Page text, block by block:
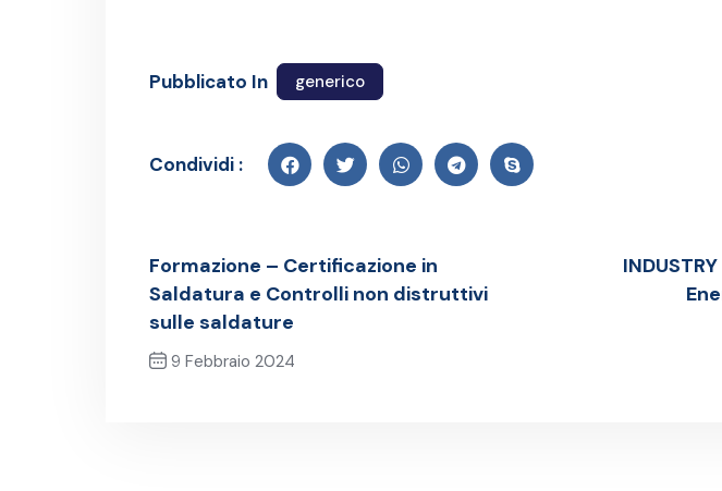
Pubblicato In generico
Condividi :
Formazione – Certificazione in
Saldatura e Controlli non distruttivi
sulle saldature
9 Febbraio 2024